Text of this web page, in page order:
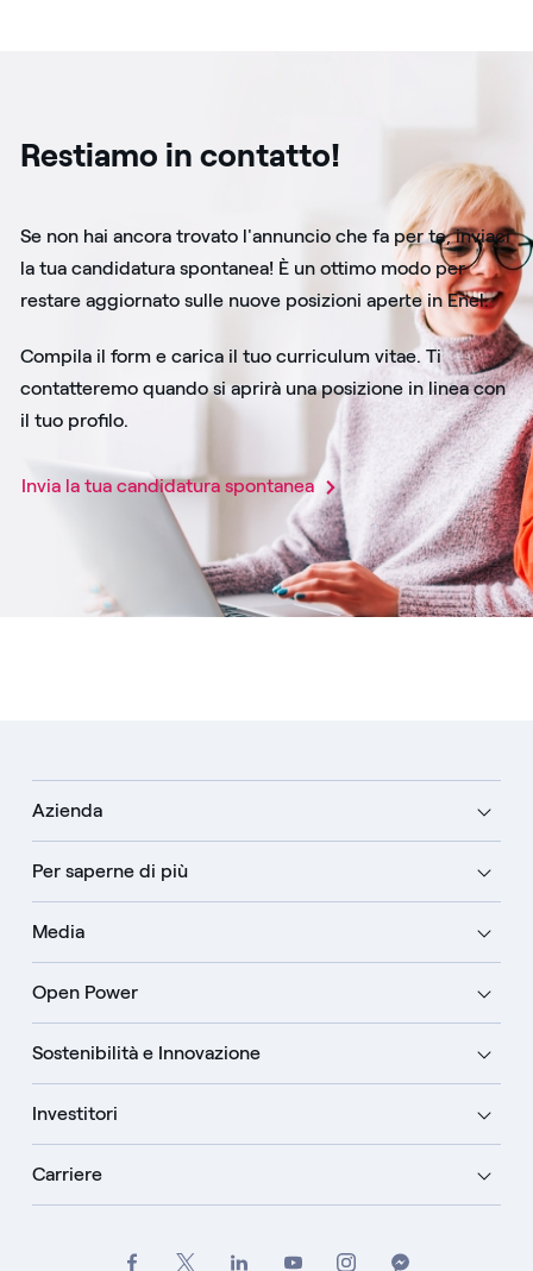
Restiamo in contatto!
Se non hai ancora trovato l'annuncio che fa per te, inviaci
la tua candidatura spontanea! È un ottimo modo per
restare aggiornato sulle nuove posizioni aperte in Enel.
Compila il form e carica il tuo curriculum vitae. Ti
contatteremo quando si aprirà una posizione in linea con
il tuo profilo.
Invia la tua candidatura spontanea​
Azienda
Per saperne di più
Media
Open Power
Sostenibilità e Innovazione
Investitori
Carriere